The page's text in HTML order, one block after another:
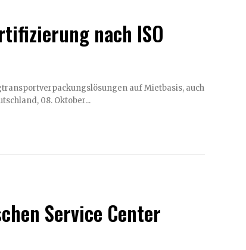
nach ISO
auf Mietbasis, auch
Kunden bietet Dietzenbach, Deutschland, 08. Oktober...
Service Center